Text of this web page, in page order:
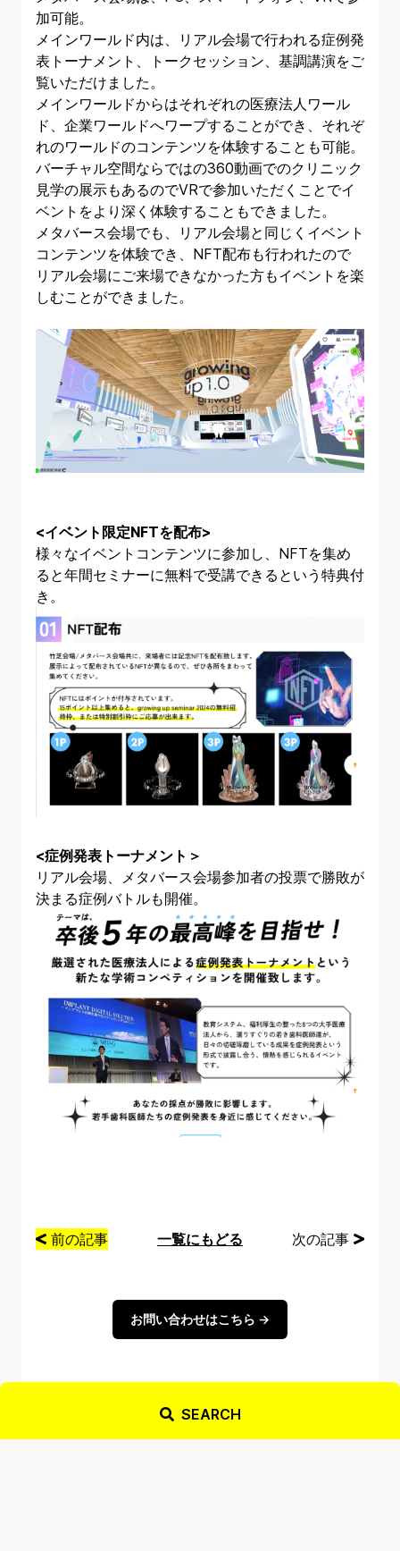
加可能。
メインワールド内は、リアル会場で行われる症例発
表トーナメント、トークセッション、基調講演をご
覧いただけました。
メインワールドからはそれぞれの医療法人ワール
ド、企業ワールドへワープすることができ、それぞ
れのワールドのコンテンツを体験することも可能。
バーチャル空間ならではの360動画でのクリニック
見学の展示もあるのでVRで参加いただくことでイ
ベントをより深く体験することもできました。
メタバース会場でも、リアル会場と同じくイベント
コンテンツを体験でき、NFT配布も行われたので
リアル会場にご来場できなかった方もイベントを楽
しむことができました。
<イベント限定NFTを配布>
様々なイベントコンテンツに参加し、NFTを集め
ると年間セミナーに無料で受講できるという特典付
き。
<症例発表トーナメント＞
リアル会場、メタバース会場参加者の投票で勝敗が
決まる症例バトルも開催。
前の記事 一覧にもどる 次の記事
お問い合わせはこちら →
SEARCH